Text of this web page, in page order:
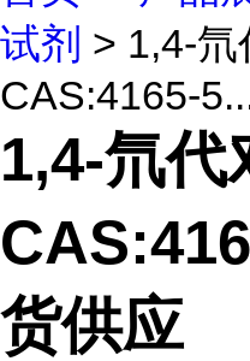
试剂 > 1,4-氘
CAS:4165-
1,4-氘代
货供应